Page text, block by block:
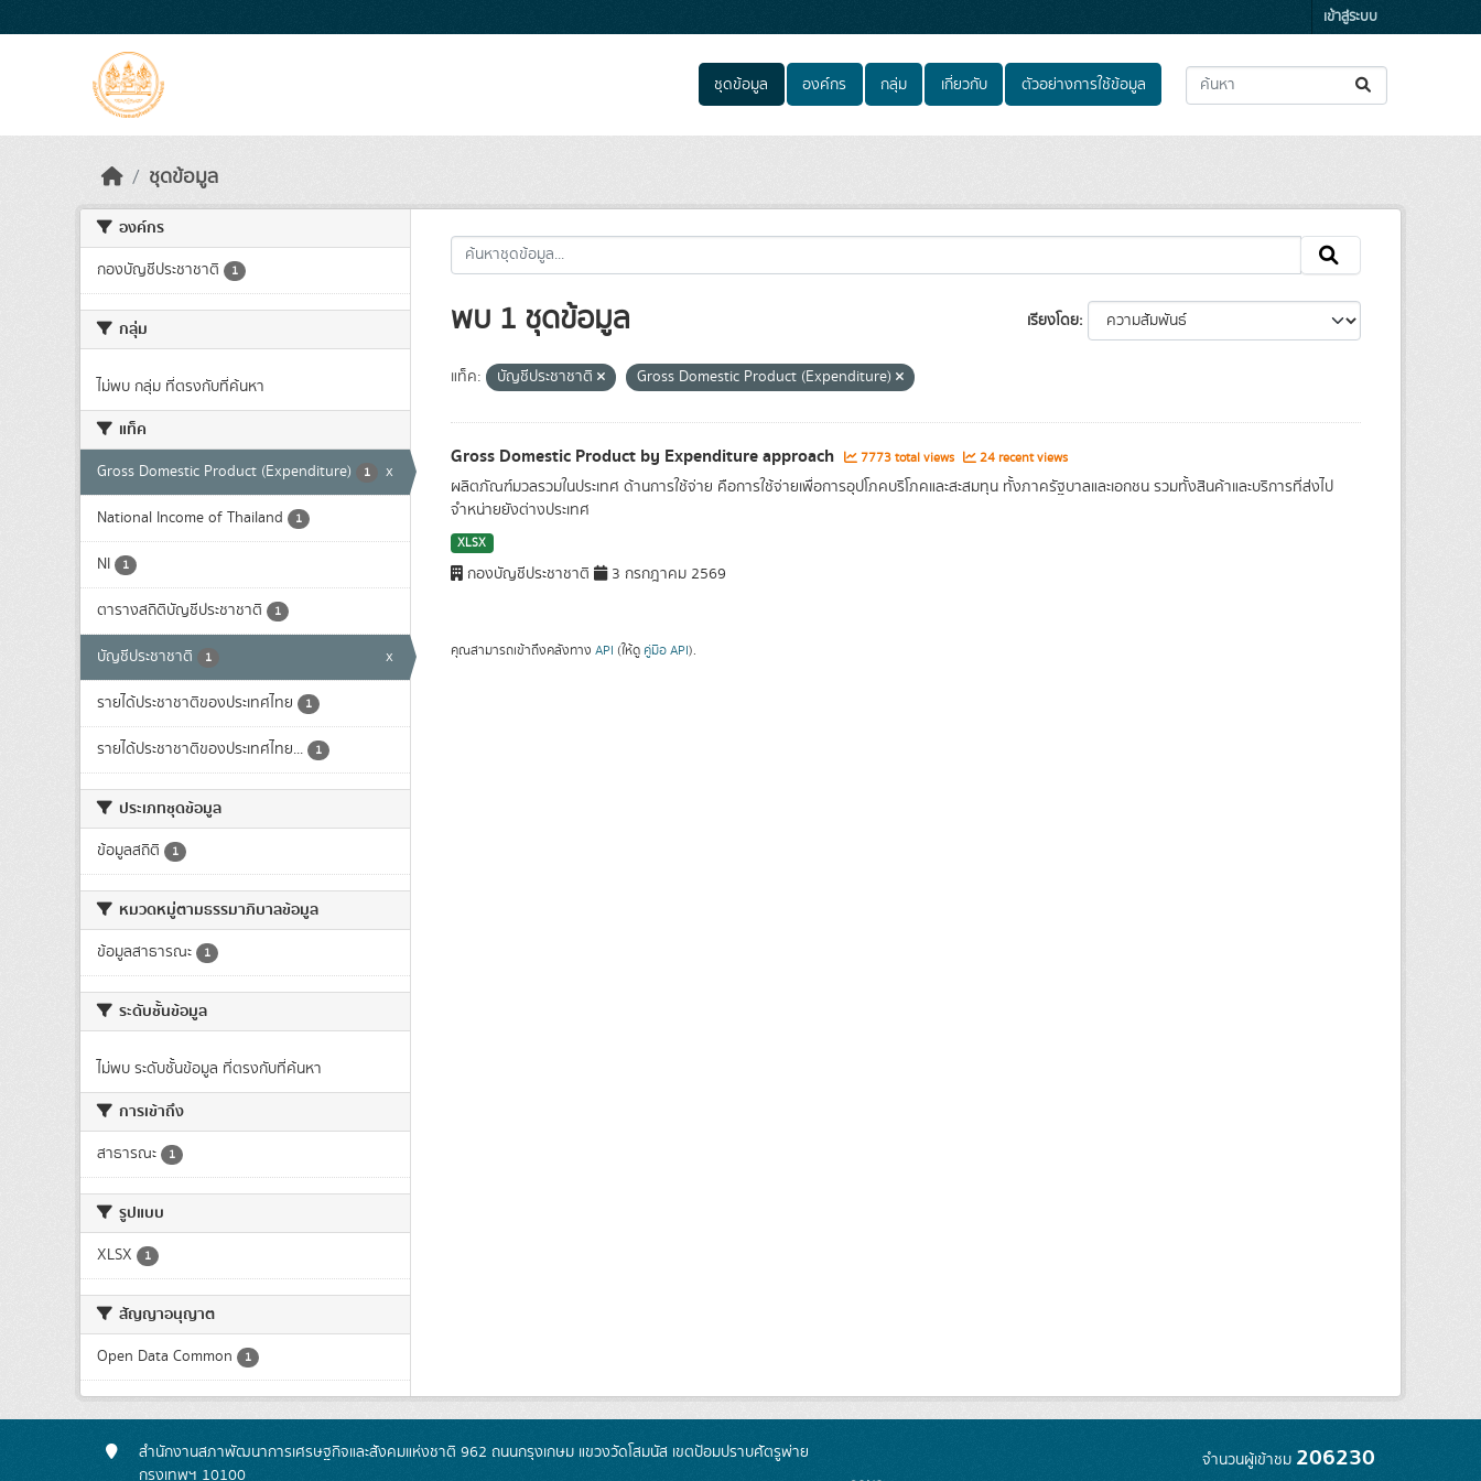
เข้าสู่ระบบ
ชุดข้อมูล องค์กร กลุ่ม เกี่ยวกับ ตัวอย่างการใช้ข้อมูล
ชุดข้อมูล
องค์กร
กองบัญชีประชาชาติ 1
กลุ่ม
ไม่พบ กลุ่ม ที่ตรงกับที่ค้นหา
แท็ค
Gross Domestic Product (Expenditure) 1 x
National Income of Thailand 1
NI 1
ตารางสถิติบัญชีประชาชาติ 1
บัญชีประชาชาติ 1 x
รายได้ประชาชาติของประเทศไทย 1
รายได้ประชาชาติของประเทศไทย... 1
ประเภทชุดข้อมูล
ข้อมูลสถิติ 1
หมวดหมู่ตามธรรมาภิบาลข้อมูล
ข้อมูลสาธารณะ 1
ระดับชั้นข้อมูล
ไม่พบ ระดับชั้นข้อมูล ที่ตรงกับที่ค้นหา
การเข้าถึง
สาธารณะ 1
รูปแบบ
XLSX 1
สัญญาอนุญาต
Open Data Common 1
เรียงโดย
พบ 1 ชุดข้อมูล
แท็ค: บัญชีประชาชาติ Gross Domestic Product (Expenditure)
Gross Domestic Product by Expenditure approach 7773 total views 24 recent views
ผลิตภัณฑ์มวลรวมในประเทศ ด้านการใช้จ่าย คือการใช้จ่ายเพื่อการอุปโภคบริโภคและสะสมทุน ทั้งภาครัฐบาลและเอกชน รวมทั้งสินค้าและบริการที่ส่งไป
จำหน่ายยังต่างประเทศ
XLSX
กองบัญชีประชาชาติ 3 กรกฎาคม 2569
คุณสามารถเข้าถึงคลังทาง API (ให้ดู คู่มือ API).
สำนักงานสภาพัฒนาการเศรษฐกิจและสังคมแห่งชาติ 962 ถนนกรุงเกษม แขวงวัดโสมนัส เขตป้อมปราบศัตรูพ่าย
กรุงเทพฯ 10100
จำนวนผู้เข้าชม 206230